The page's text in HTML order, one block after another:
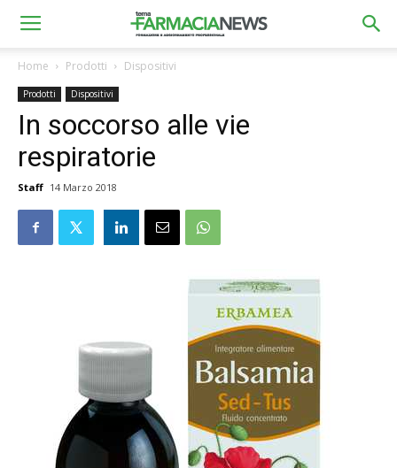
Home Prodotti Dispositivi
Prodotti Dispositivi
In soccorso alle vie
respiratorie
Staff 14 Marzo 2018